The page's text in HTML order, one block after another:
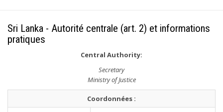
Sri Lanka - Autorité centrale (art. 2) et informations
pratiques
Central Authority:
Secretary
Ministry of Justice
Coordonnées :